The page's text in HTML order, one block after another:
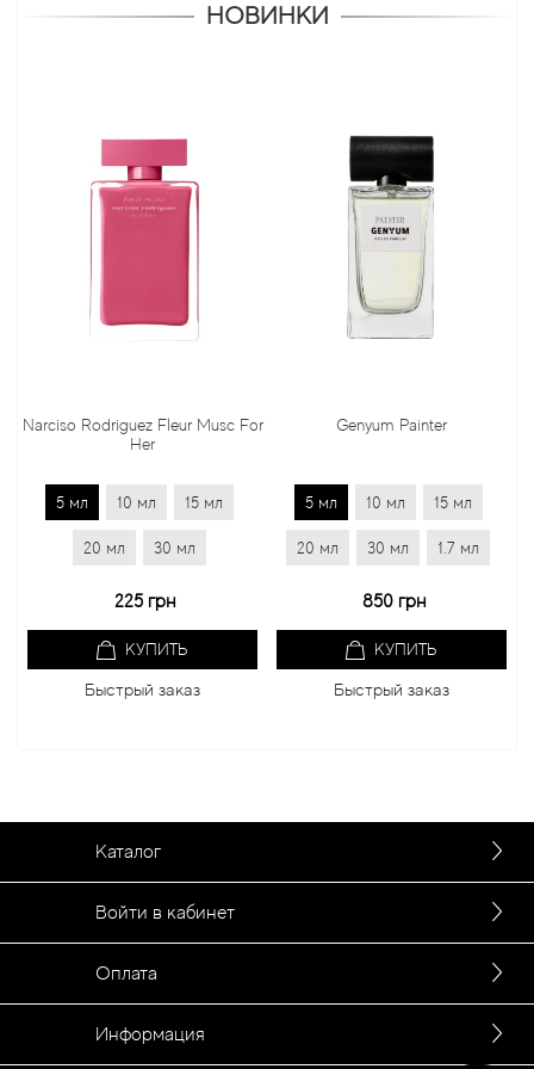
НОВИНКИ
Rodriguez Fleur Musc For
10 мл 15 мл
30 мл
225 грн
КУПИТЬ
Быстрый заказ
Genyum Painter
10 мл 15 мл
30 мл 1.7 мл
850 грн
КУПИТЬ
Быстрый заказ
Каталог
Войти в кабинет
Оплата
Информация